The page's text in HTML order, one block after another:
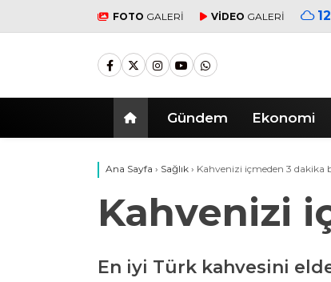
FOTO GALERİ VİDEO GALERİ
Gündem Ekonomi
Ana Sayfa › Sağlık › Kahvenizi içmeden 3 dakika
Kahvenizi
En iyi Türk kahvesini